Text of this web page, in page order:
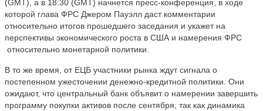
(GMT), а в 18:30 (GMT) начнется пресс-конференция, в ходе
которой глава ФРС Джером Пауэлл даст комментарии
относительно итогов прошедшего заседания и укажет на
перспективы экономического роста в США и намерения ФРС
относительно монетарной политики.
В то же время, от ЕЦБ участники рынка ждут сигнала о
постепенном ужесточении денежно-кредитной политики. Они
ожидают, что центральный банк объявит о намерении завершить
программу покупки активов после сентября, так как динамика